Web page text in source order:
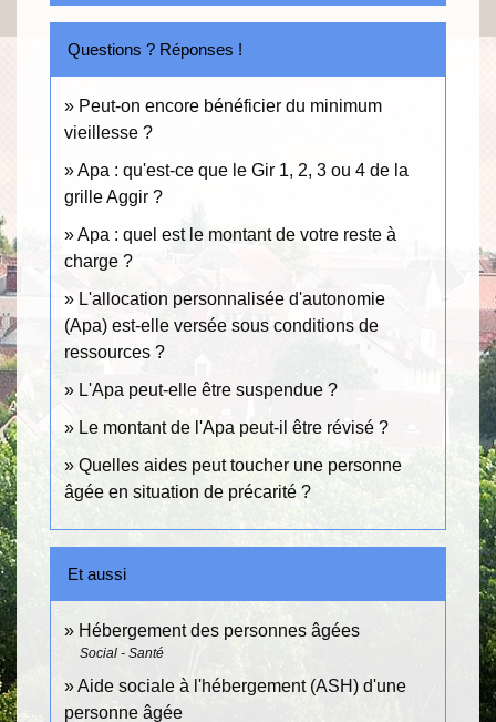
Questions ? Réponses !
Peut-on encore bénéficier du minimum
vieillesse ?
Apa : qu'est-ce que le Gir 1, 2, 3 ou 4 de la
grille Aggir ?
Apa : quel est le montant de votre reste à
charge ?
L'allocation personnalisée d'autonomie
(Apa) est-elle versée sous conditions de
ressources ?
L'Apa peut-elle être suspendue ?
Le montant de l'Apa peut-il être révisé ?
Quelles aides peut toucher une personne
âgée en situation de précarité ?
Et aussi
Hébergement des personnes âgées
Social - Santé
Aide sociale à l'hébergement (ASH) d'une
personne âgée